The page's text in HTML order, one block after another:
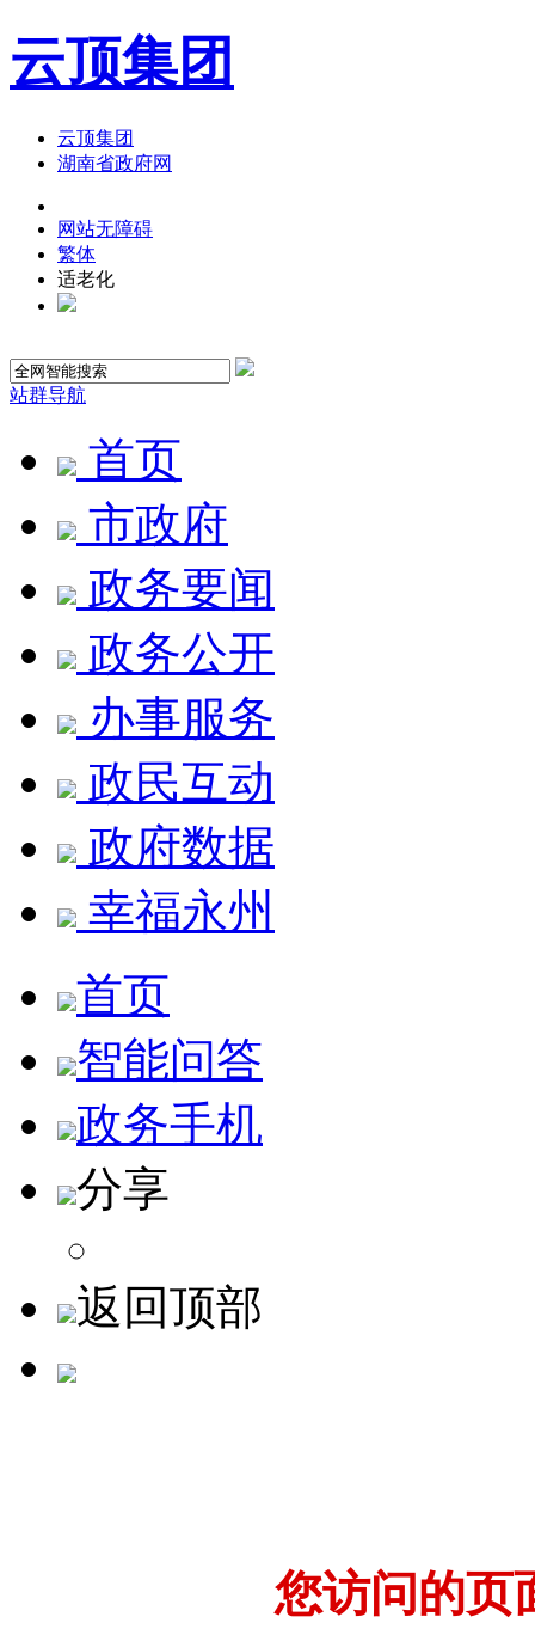
云顶集团
云顶集团
湖南省政府网
网站无障碍
繁体
适老化
站群导航
首页
市政府
政务要闻
政务公开
办事服务
政民互动
政府数据
幸福永州
首页
智能问答
政务手机
分享
返回顶部
您访问的页